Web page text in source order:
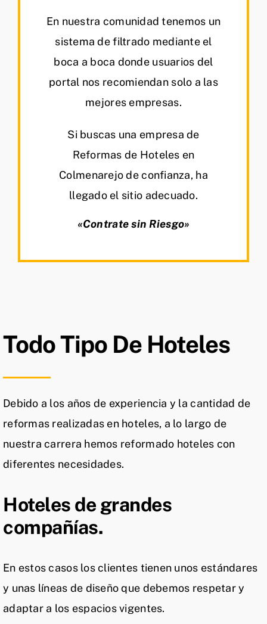
En nuestra comunidad tenemos un
sistema de filtrado mediante el
boca a boca donde usuarios del
portal nos recomiendan solo a las
mejores empresas.
Si buscas una empresa de
Reformas de Hoteles en
Colmenarejo de confianza, ha
llegado el sitio adecuado.
«Contrate sin Riesgo»
Todo Tipo De Hoteles
Debido a los años de experiencia y la cantidad de
reformas realizadas en hoteles, a lo largo de
nuestra carrera hemos reformado hoteles con
diferentes necesidades.
Hoteles de grandes
compañías.
En estos casos los clientes tienen unos estándares
y unas líneas de diseño que debemos respetar y
adaptar a los espacios vigentes.